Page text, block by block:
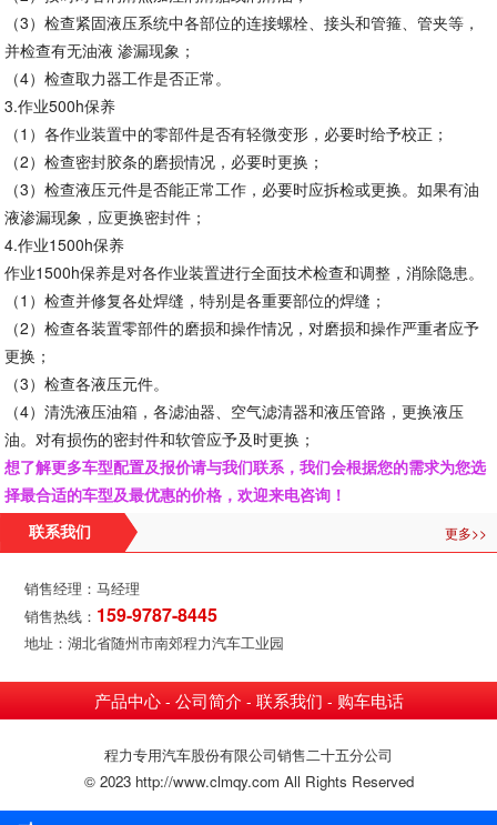
（3）检查紧固液压系统中各部位的连接螺栓、接头和管箍、管夹等，
并检查有无油液 渗漏现象；
（4）检查取力器工作是否正常。
3.作业500h保养
（1）各作业装置中的零部件是否有轻微变形，必要时给予校正；
（2）检查密封胶条的磨损情况，必要时更换；
（3）检查液压元件是否能正常工作，必要时应拆检或更换。如果有油
液渗漏现象，应更换密封件；
4.作业1500h保养
作业1500h保养是对各作业装置进行全面技术检查和调整，消除隐患。
（1）检查并修复各处焊缝，特别是各重要部位的焊缝；
（2）检查各装置零部件的磨损和操作情况，对磨损和操作严重者应予
更换；
（3）检查各液压元件。
（4）清洗液压油箱，各滤油器、空气滤清器和液压管路，更换液压
油。对有损伤的密封件和软管应予及时更换；
想了解更多车型配置及报价请与我们联系，我们会根据您的需求为您选
择最合适的车型及最优惠的价格，欢迎来电咨询！
联系我们 更多>>
销售经理：马经理
销售热线： 159-9787-8445
地址：湖北省随州市南郊程力汽车工业园
产品中心- 公司简介 - 联系我们 - 购车电话
程力专用汽车股份有限公司销售二十五分公司
© 2023 http://www.clmqy.com All Rights Reserved